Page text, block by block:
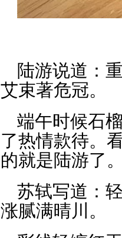
陆游说道：
艾束著危冠。
端午时候石
了热情款待。
的就是陆游了
苏轼写道：
涨腻满晴川。